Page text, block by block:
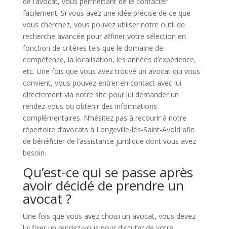
facilement. Si vous avez une idée précise de ce que
vous cherchez, vous pouvez utiliser notre outil de
recherche avancée pour affiner votre sélection en
fonction de critères tels que le domaine de
compétence, la localisation, les années d’expérience,
etc. Une fois que vous avez trouvé un avocat qui vous
convient, vous pouvez entrer en contact avec lui
directement via notre site pour lui demander un
rendez-vous ou obtenir des informations
complémentaires. N’hésitez pas à recourir à notre
répertoire d’avocats à Longeville-lès-Saint-Avold afin
de bénéficier de l’assistance juridique dont vous avez
besoin.
Qu’est-ce qui se passe après
avoir décidé de prendre un
avocat ?
Une fois que vous avez choisi un avocat, vous devez